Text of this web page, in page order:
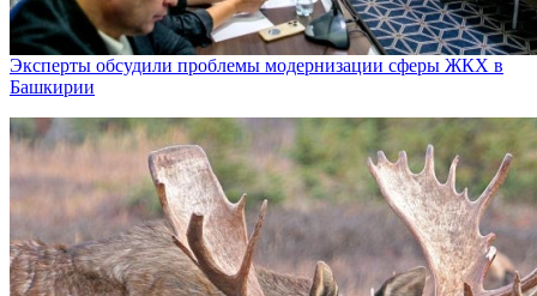
Эксперты обсудили проблемы модернизации сферы ЖКХ в
Башкирии